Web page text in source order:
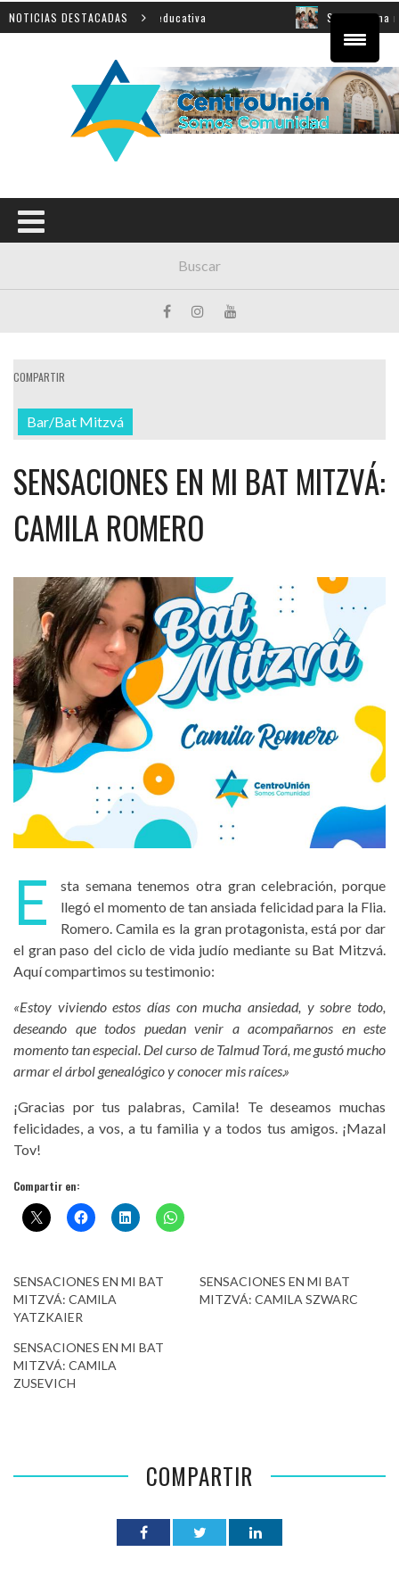
NOTICIAS DESTACADAS
sobre innovación educativa Shahak: una nueva
COMPARTIR
Bar/Bat Mitzvá
SENSACIONES EN MI BAT MITZVÁ:
CAMILA ROMERO
E
sta semana tenemos otra gran celebración, porque
llegó el momento de tan ansiada felicidad para la Flia.
Romero. Camila es la gran protagonista, está por dar
el gran paso del ciclo de vida judío mediante su Bat Mitzvá.
Aquí compartimos su testimonio:
«Estoy viviendo estos días con mucha ansiedad, y sobre todo,
deseando que todos puedan venir a acompañarnos en este
momento tan especial. Del curso de Talmud Torá, me gustó mucho
armar el árbol genealógico y conocer mis raíces.»
¡Gracias por tus palabras, Camila! Te deseamos muchas
felicidades, a vos, a tu familia y a todos tus amigos. ¡Mazal
Tov!
Compartir en:
SENSACIONES EN MI BAT
MITZVÁ: CAMILA
YATZKAIER
SENSACIONES EN MI BAT
MITZVÁ: CAMILA SZWARC
SENSACIONES EN MI BAT
MITZVÁ: CAMILA
ZUSEVICH
COMPARTIR